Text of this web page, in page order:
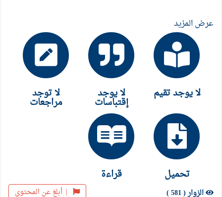
عرض المزيد
لا يوجد تقيم لا يوجد
إقتباسات
لا توجد
مراجعات
تحميل قراءة
| أبلغ عن المحتوى الزوار ( 581 )